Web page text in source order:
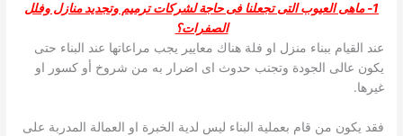
1- ماهى العيوب التى تجعلنا فى حاجة لشركات ترميم وتجديد منازل وفلل
الصفرات؟
عند القيام ببناء منزل او فلة هناك معايير يجب مراعاتها عند البناء حتى
يكون عالى الجودة وتجنب حدوث اى اضرار به من شروخ أو كسور او
غيرها.
فقد يكون من قام بعملية البناء ليس لدية الخبرة او العمالة المدربة على